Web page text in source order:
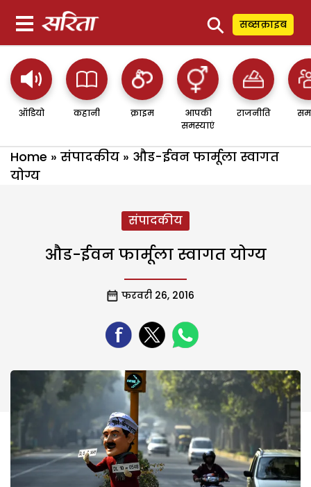
⚲ सब्सक्राइब
ऑडियो कहानी क्राइम
आपकी
समस्याएं
राजनीति
Home » संपादकीय » औड-ईवन फार्मूला स्वागत
योग्य
संपादकीय
औड-ईवन फार्मूला स्वागत योग्य
फरवरी 26, 2016